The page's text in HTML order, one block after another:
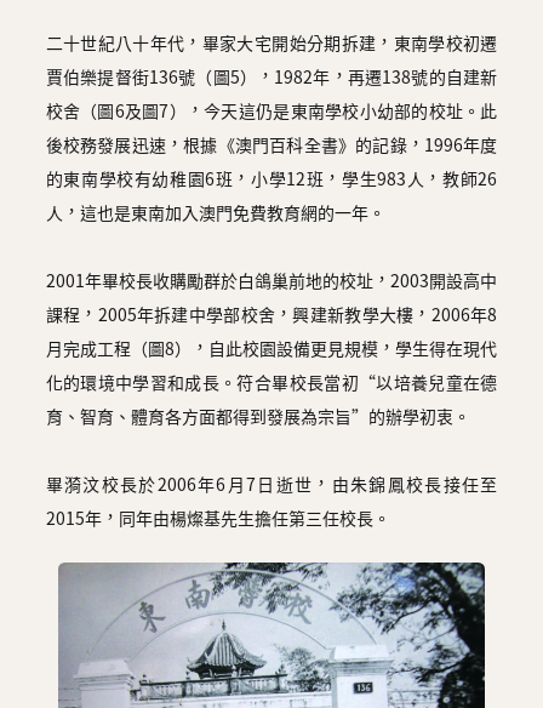
二十世紀八十年代，畢家大宅開始分期拆建，東南學校初遷
賈伯樂提督街136號（圖5），1982年，再遷138號的自建新
校舍（圖6及圖7），今天這仍是東南學校小幼部的校址。此
後校務發展迅速，根據《澳門百科全書》的記錄，1996年度
的東南學校有幼稚園6班，小學12班，學生983人，教師26
人，這也是東南加入澳門免費教育網的一年。
2001年畢校長收購勵群於白鴿巢前地的校址，2003開設高中
課程，2005年拆建中學部校舍，興建新教學大樓，2006年8
月完成工程（圖8），自此校園設備更見規模，學生得在現代
化的環境中學習和成長。符合畢校長當初“以培養兒童在德
育、智育、體育各方面都得到發展為宗旨”的辦學初衷。
畢漪汶校長於2006年6月7日逝世，由朱錦鳳校長接任至
2015年，同年由楊燦基先生擔任第三任校長。